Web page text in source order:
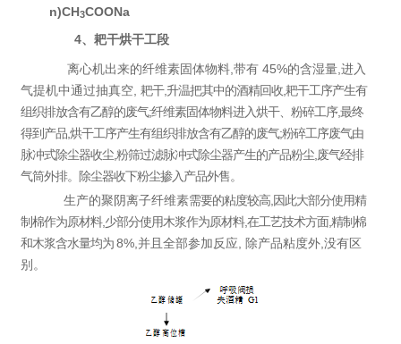
n)CH3COONa
4、耙干烘干工段
离心机出来的纤维素固体物料,带有 45%的含湿量,进入
气提机中通过抽真空, 耙干,升温把其中的酒精回收,耙干工序产生有
组织排放含有乙醇的废气;纤维素固体物料进入烘干、粉碎工序,最终
得到产品,烘干工序产生有组织排放含有乙醇的废气;粉碎工序废气由
脉冲式除尘器收尘,粉筛过滤脉冲式除尘器产生的产品粉尘,废气经排
气筒外排。除尘器收下粉尘掺入产品外售。
生产的聚阴离子纤维素需要的粘度较高,因此大部分使用精
制棉作为原材料,少部分使用木浆作为原材料,在工艺技术方面,精制棉
和木浆含水量均为8%,并且全部参加反应, 除产品粘度外,没有区
别。